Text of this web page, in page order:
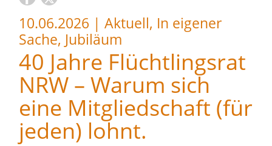
10.06.2026 | Aktuell, In eigener
Sache, Jubiläum
40 Jahre Flüchtlingsrat
NRW – Warum sich
eine Mitgliedschaft (für
jeden) lohnt.